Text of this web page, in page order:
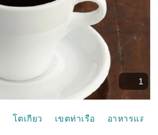
1
โตเกียว เขตท่าเรือ อาหารและห้